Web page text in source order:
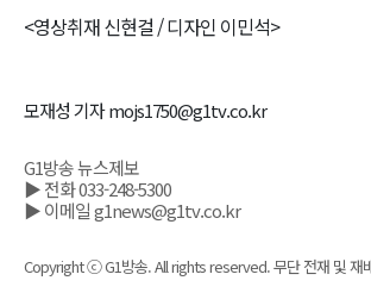
<영상취재 신현걸 / 디자인 이민석>
모재성 기자 mojs1750@g1tv.co.kr
G1방송 뉴스제보
▶ 전화 033-248-5300
▶ 이메일 g1news@g1tv.co.kr
Copyright ⓒ G1방송. All rights reserved. 무단 전재 및 재